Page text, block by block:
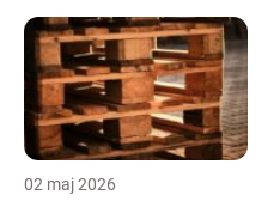
02 maj 2026